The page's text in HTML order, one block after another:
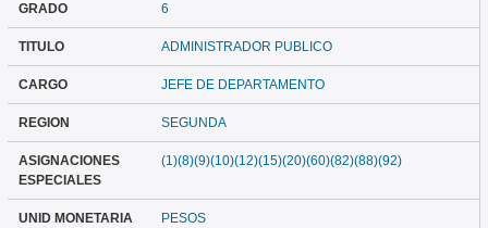
GRADO 6
TITULO ADMINISTRADOR PUBLICO
CARGO JEFE DE DEPARTAMENTO
REGION SEGUNDA
ASIGNACIONES
ESPECIALES
(1)(8)(9)(10)(12)(15)(20)(60)(82)(88)(92)
UNID MONETARIA PESOS